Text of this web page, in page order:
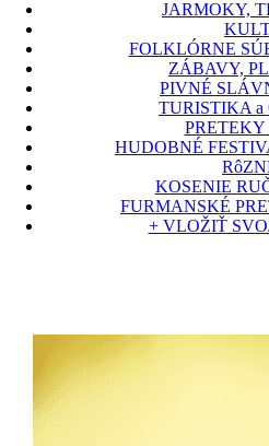
JARMOKY,
FOLKLÓRNE
ZÁBAVY,
PIVNÉ
TURISTIKA
PRETEKY
HUDOBNÉ
KOSENIE
FURMANSKÉ
+ VLOŽIŤ